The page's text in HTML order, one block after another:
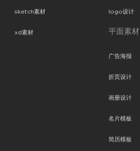
sketch素材
xd素材
logo设计
平面素材
广告海报
折页设计
画册设计
名片模板
简历模板